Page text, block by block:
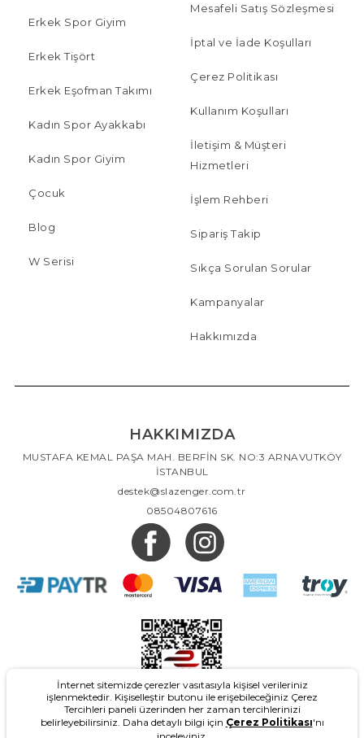
Erkek Spor Giyim
Erkek Tişört
Erkek Eşofman Takımı
Kadın Spor Ayakkabı
Kadın Spor Giyim
Çocuk
Blog
W Serisi
Mesafeli Satış Sözleşmesi
İptal ve İade Koşulları
Çerez Politikası
Kullanım Koşulları
İletişim & Müşteri
Hizmetleri
İşlem Rehberi
Sipariş Takip
Sıkça Sorulan Sorular
Kampanyalar
Hakkımızda
HAKKIMIZDA
MUSTAFA KEMAL PAŞA MAH. BERFİN SK. NO:3 ARNAVUTKÖY
İSTANBUL
destek@slazenger.com.tr
08504807616
İnternet sitemizde çerezler vasıtasıyla kişisel verileriniz
işlenmektedir. Kişiselleştir butonu ile erişebileceğiniz Çerez
Tercihleri paneli üzerinden her zaman tercihlerinizi
belirleyebilirsiniz. Daha detaylı bilgi için Çerez Politikası'nı